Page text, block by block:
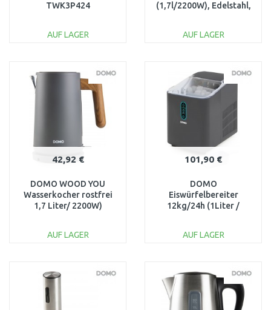
TWK3P424
AUF LAGER
Vergleichen
(1,7l/2200W), Edelstahl,
AUF LAGER
Vergleichen
42,92 €
DOMO WOOD YOU
Wasserkocher rostfrei
1,7 Liter/ 2200W)
AUF LAGER
101,90 €
DOMO
Eiswürfelbereiter
12kg/24h (1Liter /
AUF LAGER
Vergleichen